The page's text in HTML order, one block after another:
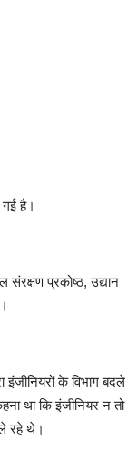
गई है।
संरक्षण प्रकोष्ठ, उद्यान
इंजीनियरों के विभाग बदले
था कि इंजीनियर न तो
रहे थे।